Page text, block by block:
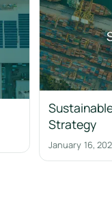
Strategy
January 16,